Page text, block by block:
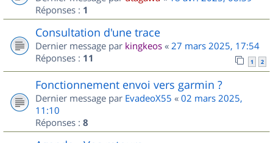
Réponses : 1
Consultation d'une trace
Dernier message par kingkeos « 27 mars 2025, 17:54
Réponses : 11 1 2
Fonctionnement envoi vers garmin ?
Dernier message par EvadeoX55 « 02 mars 2025,
11:10
Réponses : 8